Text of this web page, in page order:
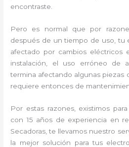
encontraste.
Pero es normal que por
después de un tiempo de uso, tu
afectado por cambios eléctricos
instalación, el uso erróneo de
termina afectando algunas piezas
requiere entonces de
Por estas razones, existimos
con 15 años de experiencia en
Secadoras, te llevamos nuestro
la mejor solución para tus